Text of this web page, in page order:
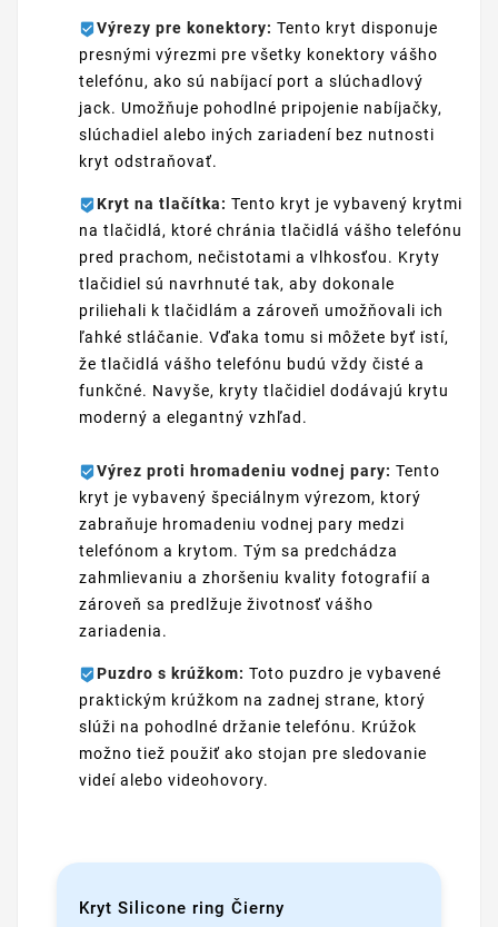
Výrezy pre konektory: Tento kryt disponuje
presnými výrezmi pre všetky konektory vášho
telefónu, ako sú nabíjací port a slúchadlový
jack. Umožňuje pohodlné pripojenie nabíjačky,
slúchadiel alebo iných zariadení bez nutnosti
kryt odstraňovať.
Kryt na tlačítka: Tento kryt je vybavený krytmi
na tlačidlá, ktoré chránia tlačidlá vášho telefónu
pred prachom, nečistotami a vlhkosťou. Kryty
tlačidiel sú navrhnuté tak, aby dokonale
priliehali k tlačidlám a zároveň umožňovali ich
ľahké stláčanie. Vďaka tomu si môžete byť istí,
že tlačidlá vášho telefónu budú vždy čisté a
funkčné. Navyše, kryty tlačidiel dodávajú krytu
moderný a elegantný vzhľad.
Výrez proti hromadeniu vodnej pary: Tento
kryt je vybavený špeciálnym výrezom, ktorý
zabraňuje hromadeniu vodnej pary medzi
telefónom a krytom. Tým sa predchádza
zahmlievaniu a zhoršeniu kvality fotografií a
zároveň sa predlžuje životnosť vášho
zariadenia.
Puzdro s krúžkom: Toto puzdro je vybavené
praktickým krúžkom na zadnej strane, ktorý
slúži na pohodlné držanie telefónu. Krúžok
možno tiež použiť ako stojan pre sledovanie
videí alebo videohovory.
Kryt Silicone ring Čierny